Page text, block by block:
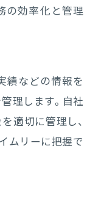
の効率化と管理
績などの情報を
理します。自社
適切に管理し、
ムリーに把握で